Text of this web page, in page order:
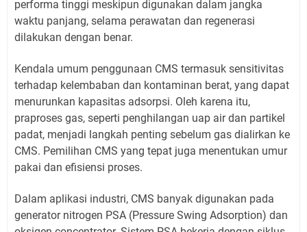
performa tinggi meskipun digunakan dalam jangka
waktu panjang, selama perawatan dan regenerasi
dilakukan dengan benar.
Kendala umum penggunaan CMS termasuk sensitivitas
terhadap kelembaban dan kontaminan berat, yang dapat
menurunkan kapasitas adsorpsi. Oleh karena itu,
praproses gas, seperti penghilangan uap air dan partikel
padat, menjadi langkah penting sebelum gas dialirkan ke
CMS. Pemilihan CMS yang tepat juga menentukan umur
pakai dan efisiensi proses.
Dalam aplikasi industri, CMS banyak digunakan pada
generator nitrogen PSA (Pressure Swing Adsorption) dan